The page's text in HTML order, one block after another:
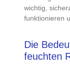
wichtig,
funktionieren
Die
feuchten